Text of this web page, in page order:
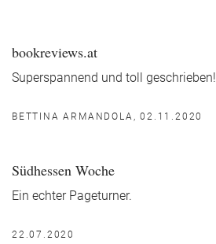
bookreviews.at
Superspannend und toll geschrieben!
BETTINA ARMANDOLA, 02.11.2020
Südhessen Woche
Ein echter Pageturner.
22.07.2020